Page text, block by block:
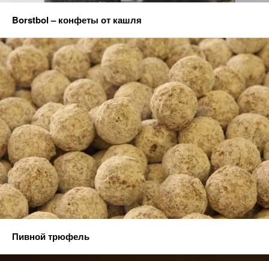
Borstbol – конфеты от кашля
Пивной трюфель